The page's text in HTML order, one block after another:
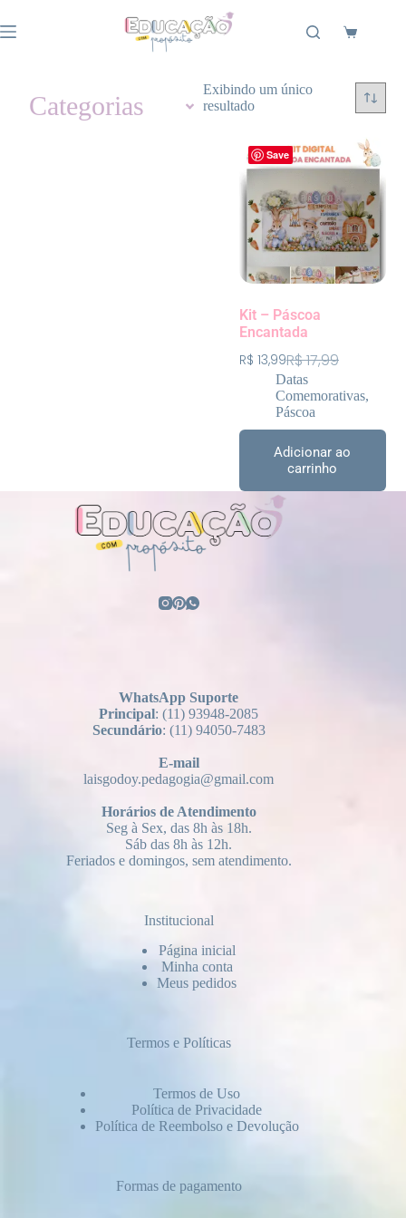
Categorias
Exibindo um único
resultado
Save
Kit – Páscoa
Encantada
R$17,99
R$ 13,99
Datas
Comemorativas,
Páscoa
Adicionar ao
carrinho
WhatsApp Suporte
Principal: (11) 93948-2085
Secundário: (11) 94050-7483
E-mail
laisgodoy.pedagogia@gmail.com
Horários de Atendimento
Seg à Sex, das 8h às 18h.
Sáb das 8h às 12h.
Feriados e domingos, sem atendimento.
Institucional
Página inicial
Minha conta
Meus pedidos
Termos e Políticas
Termos de Uso
Política de Privacidade
Política de Reembolso e Devolução
Formas de pagamento